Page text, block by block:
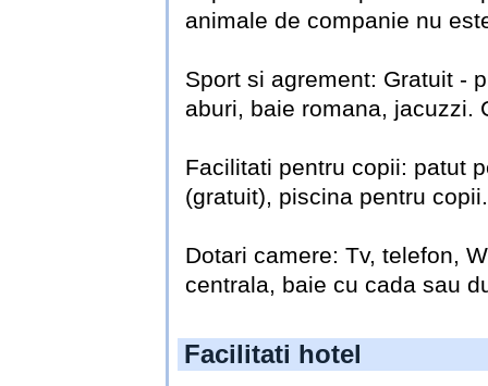
animale de companie nu
Sport si agrement: Gratuit -
aburi, baie romana, jacuzzi.
Facilitati pentru copii: patut
(gratuit), piscina pentru copii.
Dotari camere: Tv, telefon,
centrala, baie cu cada sau
Facilitati hotel